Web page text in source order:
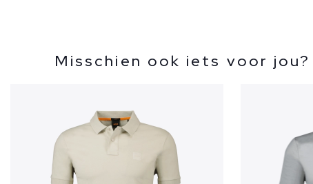
Misschien ook iets voor jou?